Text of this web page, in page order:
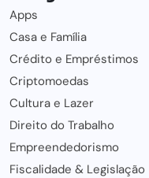
Apps
Casa e Família
Crédito e Empréstimos
Criptomoedas
Cultura e Lazer
Direito do Trabalho
Empreendedorismo
Fiscalidade & Legislação